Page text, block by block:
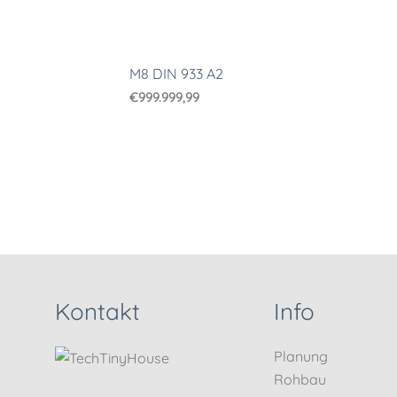
M8 DIN 933 A2
€999.999,99
Kontakt Info
Planung
Rohbau